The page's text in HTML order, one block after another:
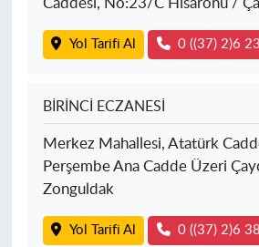
Yol Tarifi Al 0 ((37) 2)6
BİRİNCİ ECZANESİ
Merkez Mahallesi, Atatürk
Perşembe Ana Cadde Üzeri
Zonguldak
Yol Tarifi Al 0 ((37) 2)6